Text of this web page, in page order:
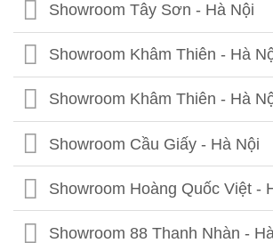
Showroom Tây Sơn - Hà Nội
Showroom Khâm Thiên - Hà
Showroom Khâm Thiên - Hà
Showroom Cầu Giấy - Hà Nội
Showroom Hoàng Quốc Việt -
Showroom 88 Thanh Nhàn -